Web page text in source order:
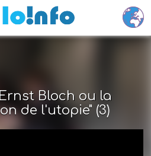
contenu principal
Bloch ou la
de l'utopie" (3)